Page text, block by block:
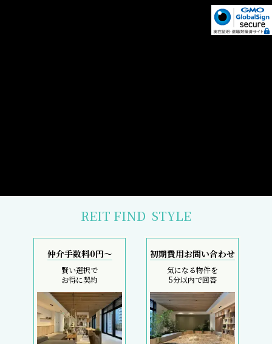
REIT FIND STYLE
仲介手数料0円～
賢い選択で
お得に契約
初期費用お問い合わせ
気になる物件を
5分以内で回答